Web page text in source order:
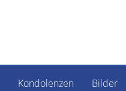
Kondolenzen Bilder